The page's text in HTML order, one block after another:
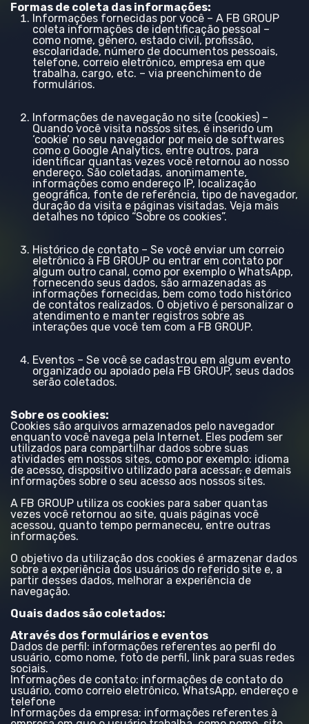
Formas de coleta das informações:
Informações fornecidas por você – A FB GROUP
coleta informações de identificação pessoal –
como nome, gênero, estado civil, profissão,
escolaridade, número de documentos pessoais,
telefone, correio eletrônico, empresa em que
trabalha, cargo, etc. – via preenchimento de
formulários.
Informações de navegação no site (cookies) –
Quando você visita nossos sites, é inserido um
‘cookie’ no seu navegador por meio de softwares
como o Google Analytics, entre outros, para
identificar quantas vezes você retornou ao nosso
endereço. São coletadas, anonimamente,
informações como endereço IP, localização
geográfica, fonte de referência, tipo de navegador,
duração da visita e páginas visitadas. Veja mais
detalhes no tópico “Sobre os cookies”.
Histórico de contato – Se você enviar um correio
eletrônico à FB GROUP ou entrar em contato por
algum outro canal, como por exemplo o WhatsApp,
fornecendo seus dados, são armazenadas as
informações fornecidas, bem como todo histórico
de contatos realizados. O objetivo é personalizar o
atendimento e manter registros sobre as
interações que você tem com a FB GROUP.
Eventos – Se você se cadastrou em algum evento
organizado ou apoiado pela FB GROUP, seus dados
serão coletados.
Sobre os cookies:
Cookies são arquivos armazenados pelo navegador
enquanto você navega pela Internet. Eles podem ser
utilizados para compartilhar dados sobre suas
atividades em nossos sites, como por exemplo: idioma
de acesso, dispositivo utilizado para acessar, e demais
informações sobre o seu acesso aos nossos sites.
A FB GROUP utiliza os cookies para saber quantas
vezes você retornou ao site, quais páginas você
acessou, quanto tempo permaneceu, entre outras
informações.
O objetivo da utilização dos cookies é armazenar dados
sobre a experiência dos usuários do referido site e, a
partir desses dados, melhorar a experiência de
navegação.
Quais dados são coletados:
Através dos formulários e eventos
Dados de perfil: informações referentes ao perfil do
usuário, como nome, foto de perfil, link para suas redes
sociais.
Informações de contato: informações de contato do
usuário, como correio eletrônico, WhatsApp, endereço e
telefone
Informações da empresa: informações referentes à